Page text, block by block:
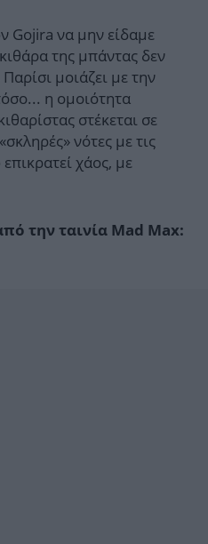
Gojira να μην είδαμε
της μπάντας δεν
μοιάζει με την
η ομοιότητα
στέκεται σε
νότες με τις
χάος, με
την ταινία Mad Max: